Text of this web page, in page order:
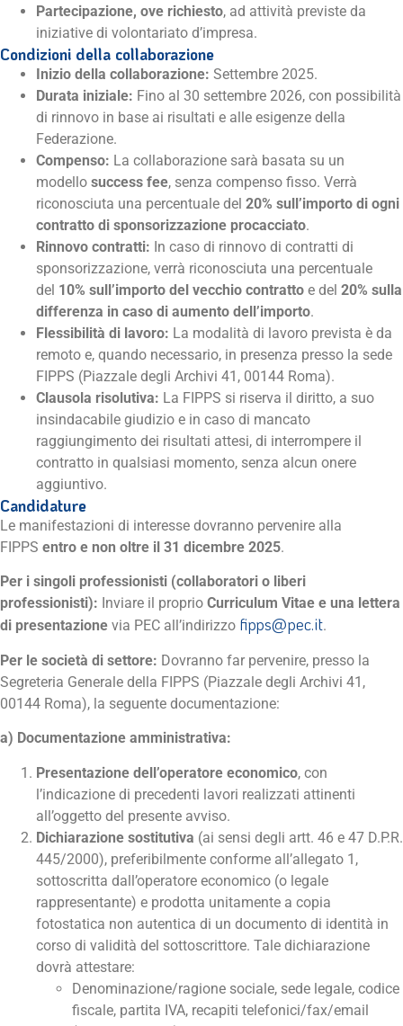
Partecipazione, ove richiesto, ad attività previste da
iniziative di volontariato d’impresa.
Condizioni della collaborazione
Inizio della collaborazione: Settembre 2025.
Durata iniziale: Fino al 30 settembre 2026, con possibilità
di rinnovo in base ai risultati e alle esigenze della
Federazione.
Compenso: La collaborazione sarà basata su un
modello success fee, senza compenso fisso. Verrà
riconosciuta una percentuale del 20% sull’importo di ogni
contratto di sponsorizzazione procacciato.
Rinnovo contratti: In caso di rinnovo di contratti di
sponsorizzazione, verrà riconosciuta una percentuale
del 10% sull’importo del vecchio contratto e del 20% sulla
differenza in caso di aumento dell’importo.
Flessibilità di lavoro: La modalità di lavoro prevista è da
remoto e, quando necessario, in presenza presso la sede
FIPPS (Piazzale degli Archivi 41, 00144 Roma).
Clausola risolutiva: La FIPPS si riserva il diritto, a suo
insindacabile giudizio e in caso di mancato
raggiungimento dei risultati attesi, di interrompere il
contratto in qualsiasi momento, senza alcun onere
aggiuntivo.
Candidature
Le manifestazioni di interesse dovranno pervenire alla
FIPPS entro e non oltre il 31 dicembre 2025.
Per i singoli professionisti (collaboratori o liberi
professionisti): Inviare il proprio Curriculum Vitae e una lettera
di presentazione via PEC all’indirizzo fipps@pec.it.
Per le società di settore: Dovranno far pervenire, presso la
Segreteria Generale della FIPPS (Piazzale degli Archivi 41,
00144 Roma), la seguente documentazione:
a) Documentazione amministrativa:
Presentazione dell’operatore economico, con
l’indicazione di precedenti lavori realizzati attinenti
all’oggetto del presente avviso.
Dichiarazione sostitutiva (ai sensi degli artt. 46 e 47 D.P.R.
445/2000), preferibilmente conforme all’allegato 1,
sottoscritta dall’operatore economico (o legale
rappresentante) e prodotta unitamente a copia
fotostatica non autentica di un documento di identità in
corso di validità del sottoscrittore. Tale dichiarazione
dovrà attestare:
Denominazione/ragione sociale, sede legale, codice
fiscale, partita IVA, recapiti telefonici/fax/email